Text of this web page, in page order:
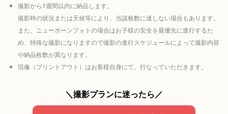
撮影から1週間以内に納品します。
撮影時の状況または天候等により、当該枚数に達しない場合もあります。
また、ニューボーンフォトの場合はお子様の安全を最優先に進行するた
め、特殊な撮影になりますので撮影の進行スケジュールによって撮影内容
や納品枚数が異なります。
現像（プリントアウト）はお客様自身にて、行なっていただきます。
＼撮影プランに迷ったら／